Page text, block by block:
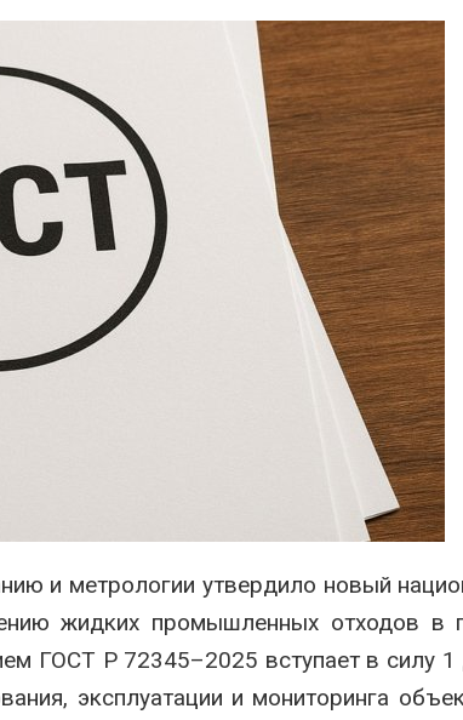
и метрологии утвердило новый
жидких промышленных отходов в
ГОСТ Р 72345–2025 вступает в силу 1
эксплуатации и мониторинга
из
может
риск жировой
печени
контроль
России фактически
от проверок к
воды в
в августе может
без
Авг 7, 2026
Камчатские
олени
перед
Авг 7, 2026
Ozon
помощи для
Нижнего
Авг 7, 2026
В Индии
центра
столкнулся
из-за воды и
полигоне:
обращения
Авг 7, 2026